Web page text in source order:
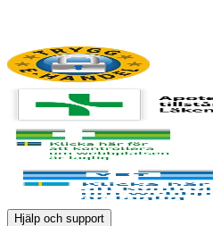
Hjälp och support